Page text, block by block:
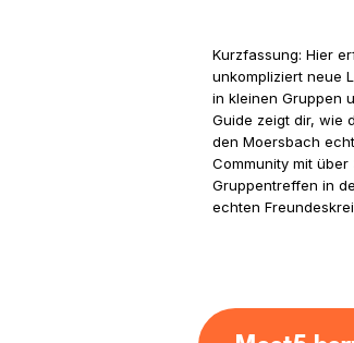
Kurzfassung: Hier
unkompliziert neue
in kleinen Gruppen
Guide zeigt dir, wie
den Moersbach
Community mit
Gruppentreffen in
echten